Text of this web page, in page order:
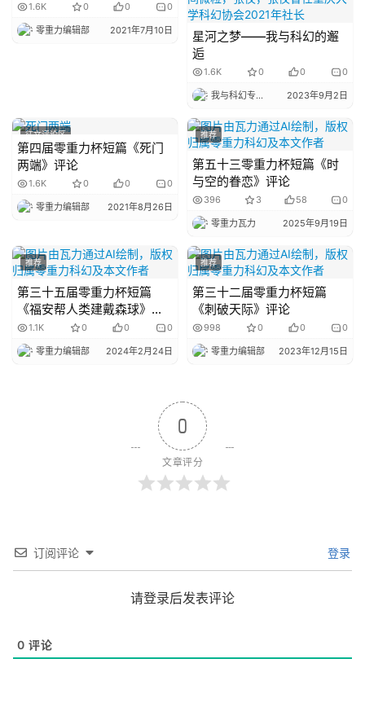
1.6K 0 0 0
零重力编辑部 2021年7月10日
星河之梦——我与科幻的邂
逅
1.6K 0 0 0
我与科幻专栏小编 2023年9月2日
征文评论区
第四届零重力杯短篇《死门
两端》评论
1.6K 0 0 0
零重力编辑部 2021年8月26日
推荐
第五十三零重力杯短篇《时
与空的眷恋》评论
396 3 58 0
零重力瓦力 2025年9月19日
推荐
第三十五届零重力杯短篇
《福安帮人类建戴森球》评
论1.1K 0 0 0
零重力编辑部 2024年2月24日
推荐
第三十二届零重力杯短篇
《刺破天际》评论
998 0 0 0
零重力编辑部 2023年12月15日
0
文章评分
订阅评论 登录
请登录后发表评论
0 评论